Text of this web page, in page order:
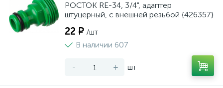
РОСТОК RE-34, 3/4", адаптер
штуцерный, с внешней резьбой {426357}
22 ₽ /шт
В наличии 607
- + шт